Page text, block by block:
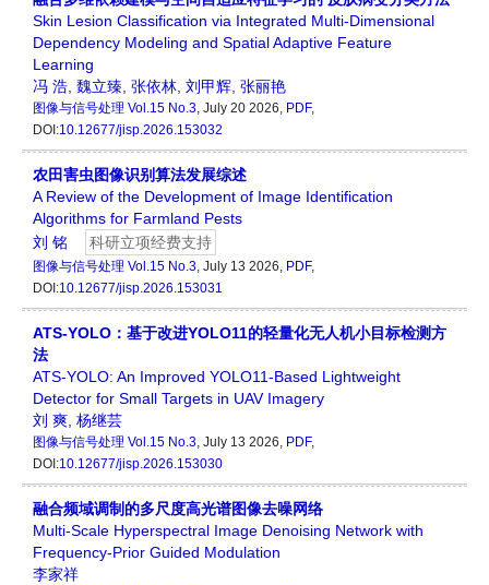
Skin Lesion Classification via Integrated Multi-Dimensional
Dependency Modeling and Spatial Adaptive Feature
Learning
冯 浩 魏立臻 张依林 刘甲辉 张丽艳
图像与信号处理 Vol.15 No.3, July 20 2026, PDF,
DOI:10.12677/jisp.2026.153032
农田害虫图像识别算法发展综述
A Review of the Development of Image Identification
Algorithms for Farmland Pests
刘 铭
科研立项经费支持
图像与信号处理 Vol.15 No.3, July 13 2026, PDF,
DOI:10.12677/jisp.2026.153031
ATS-YOLO：基于改进YOLO11的轻量化无人机小目标检测方
法
ATS-YOLO: An Improved YOLO11-Based Lightweight
Detector for Small Targets in UAV Imagery
刘 爽 杨继芸
图像与信号处理 Vol.15 No.3, July 13 2026, PDF,
DOI:10.12677/jisp.2026.153030
融合频域调制的多尺度高光谱图像去噪网络
Multi-Scale Hyperspectral Image Denoising Network with
Frequency-Prior Guided Modulation
李家祥